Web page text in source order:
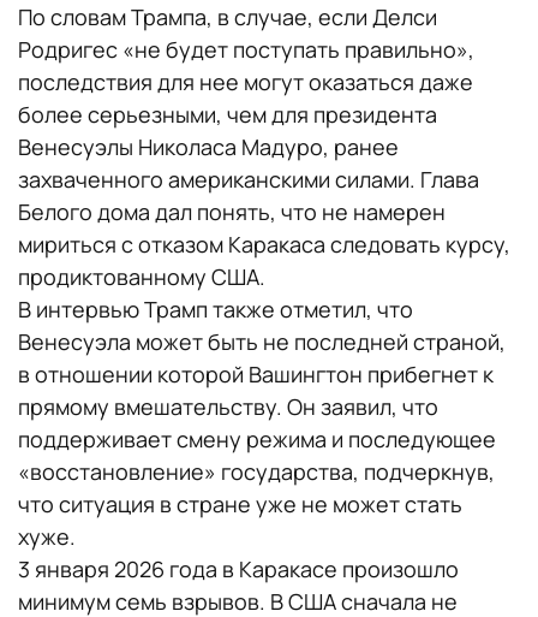
По словам Трампа, в случае, если Делси
Родригес «не будет поступать правильно»,
последствия для нее могут оказаться даже
более серьезными, чем для президента
Венесуэлы Николаса Мадуро, ранее
захваченного американскими силами. Глава
Белого дома дал понять, что не намерен
мириться с отказом Каракаса следовать курсу,
продиктованному США.
В интервью Трамп также отметил, что
Венесуэла может быть не последней страной,
в отношении которой Вашингтон прибегнет к
прямому вмешательству. Он заявил, что
поддерживает смену режима и последующее
«восстановление» государства, подчеркнув,
что ситуация в стране уже не может стать
хуже.
3 января 2026 года в Каракасе произошло
минимум семь взрывов. В США сначала не